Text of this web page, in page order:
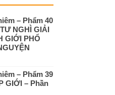
– Phẩm 40
NGHÌ GIẢI
GIỚI PHỔ
– Phẩm 39
GIỚI – Phần